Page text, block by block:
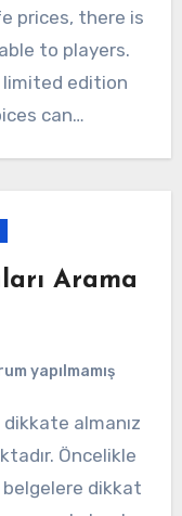
to players.
limited edition
can…
Arama
yapılmamış
Öncelikle
belgelere dikkat